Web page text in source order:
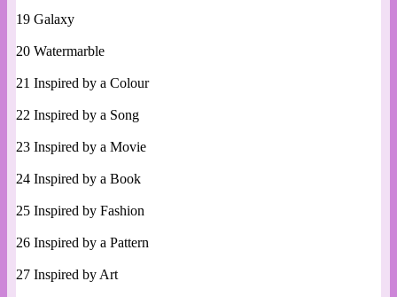
19 Galaxy
20 Watermarble
21 Inspired by a Colour
22 Inspired by a Song
23 Inspired by a Movie
24 Inspired by a Book
25 Inspired by Fashion
26 Inspired by a Pattern
27 Inspired by Art